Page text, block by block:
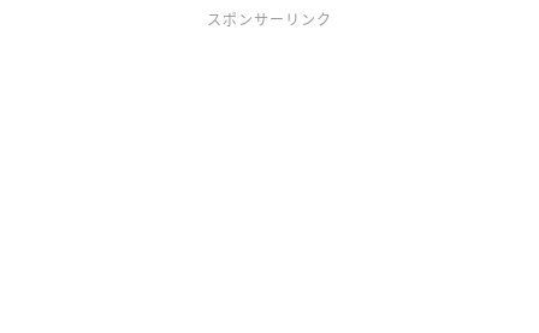
スポンサーリンク